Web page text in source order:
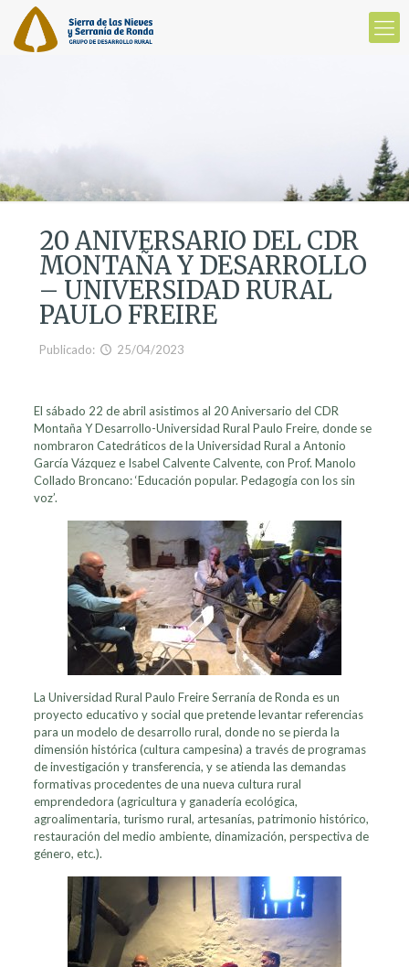
20 ANIVERSARIO DEL CDR
MONTAÑA Y DESARROLLO
– UNIVERSIDAD RURAL
PAULO FREIRE
Publicado: 25/04/2023
El sábado 22 de abril asistimos al 20 Aniversario del CDR
Montaña Y Desarrollo-Universidad Rural Paulo Freire, donde se
nombraron Catedráticos de la Universidad Rural a Antonio
García Vázquez e Isabel Calvente Calvente, con Prof. Manolo
Collado Broncano: ‘Educación popular. Pedagogía con los sin
voz’.
La Universidad Rural Paulo Freire Serranía de Ronda es un
proyecto educativo y social que pretende levantar referencias
para un modelo de desarrollo rural, donde no se pierda la
dimensión histórica (cultura campesina) a través de programas
de investigación y transferencia, y se atienda las demandas
formativas procedentes de una nueva cultura rural
emprendedora (agricultura y ganadería ecológica,
agroalimentaria, turismo rural, artesanías, patrimonio histórico,
restauración del medio ambiente, dinamización, perspectiva de
género, etc.).